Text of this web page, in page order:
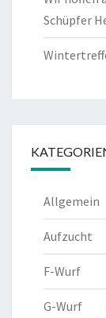
Schüpfer
Allgemein
Aufzucht
F-Wurf
G-Wurf